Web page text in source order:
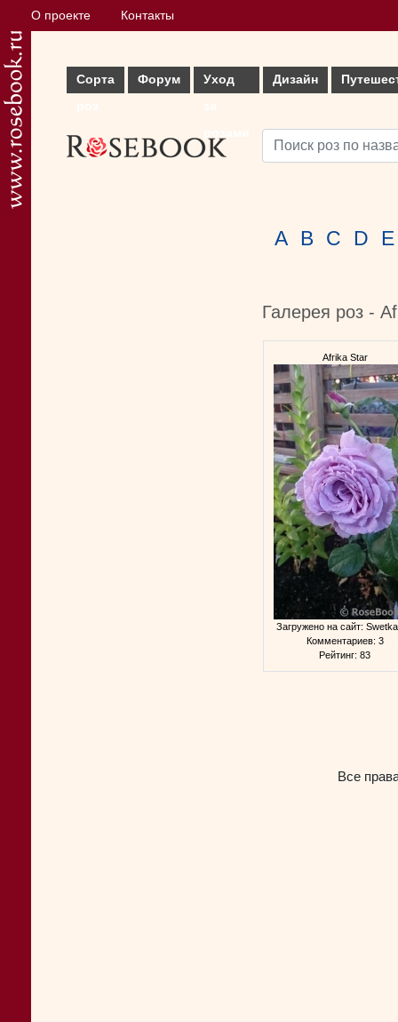
О проекте Контакты
Сорта
Форум
Уход
Дизайн
A B C D E
Галерея роз -
Afrika Star
Загружено на сайт:
Комментариев: 3
Рейтинг: 83
Все